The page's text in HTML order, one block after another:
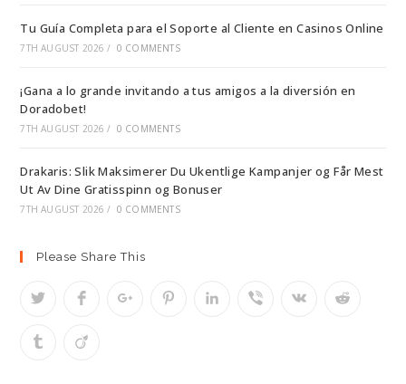
Tu Guía Completa para el Soporte al Cliente en Casinos Online
7TH AUGUST 2026 / 0 COMMENTS
¡Gana a lo grande invitando a tus amigos a la diversión en
Doradobet!
7TH AUGUST 2026 / 0 COMMENTS
Drakaris: Slik Maksimerer Du Ukentlige Kampanjer og Får Mest
Ut Av Dine Gratisspinn og Bonuser
7TH AUGUST 2026 / 0 COMMENTS
Please Share This